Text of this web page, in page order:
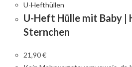
U-Hefthüllen
U-Heft Hülle mit Baby |
Sternchen
21,90€